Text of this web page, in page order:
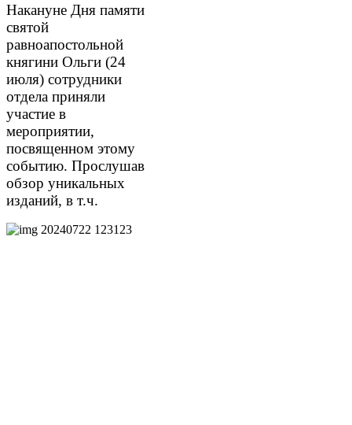
Накануне Дня памяти
святой
равноапостольной
княгини Ольги (24
июля) сотрудники
отдела приняли
участие в
мероприятии,
посвященном этому
событию. Прослушав
обзор уникальных
изданий, в т.ч.